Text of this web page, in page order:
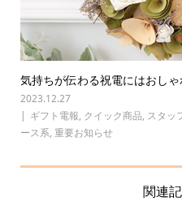
気持ちが伝わる祝電にはおし
2023.12.27
ギフト電報, クイック商品, スタッ
ース系, 重要お知らせ
関連